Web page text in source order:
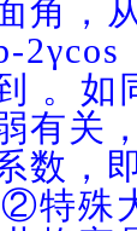
角，
。如
有关
数，
殊